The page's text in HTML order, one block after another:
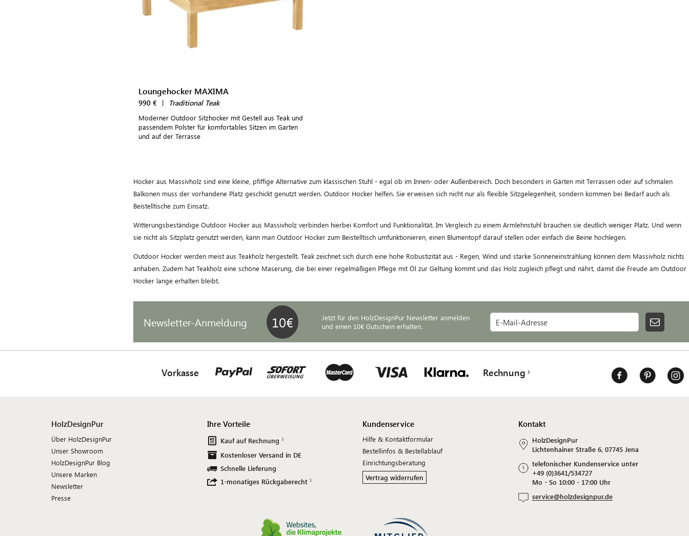
Loungehocker MAXIMA
990 € | Traditional Teak
Moderner Outdoor Sitzhocker mit Gestell aus Teak und
passendem Polster für komfortables Sitzen im Garten
und auf der Terrasse
Hocker aus Massivholz sind eine kleine, pfiffige Alternative zum klassischen Stuhl - egal ob im Innen- oder Außenbereich. Doch besonders in Gärten mit Terrassen oder auf schmalen
Balkonen muss der vorhandene Platz geschickt genutzt werden. Outdoor Hocker helfen. Sie erweisen sich nicht nur als flexible Sitzgelegenheit, sondern kommen bei Bedarf auch als
Beistelltische zum Einsatz.
Witterungsbeständige Outdoor Hocker aus Massivholz verbinden hierbei Komfort und Funktionalität. Im Vergleich zu einem Armlehnstuhl brauchen sie deutlich weniger Platz. Und wenn
sie nicht als Sitzplatz genutzt werden, kann man Outdoor Hocker zum Beistelltisch umfunktionieren, einen Blumentopf darauf stellen oder einfach die Beine hochlegen.
Outdoor Hocker werden meist aus Teakholz hergestellt. Teak zeichnet sich durch eine hohe Robustizität aus - Regen, Wind und starke Sonneneinstrahlung können dem Massivholz nichts
anhaben. Zudem hat Teakholz eine schöne Maserung, die bei einer regelmäßigen Pflege mit Öl zur Geltung kommt und das Holz zugleich pflegt und nährt, damit die Freude am Outdoor
Hocker lange erhalten bleibt.
Newsletter-Anmeldung
Jetzt für den HolzDesignPur Newsletter anmelden
und einen 10€ Gutschein erhalten.
Vorkasse Rechnung
HolzDesignPur
Über HolzDesignPur
Unser Showroom
HolzDesignPur Blog
Unsere Marken
Newsletter
Presse
Ihre Vorteile
Kauf auf Rechnung
Kostenloser Versand in DE
Schnelle Lieferung
1-monatiges Rückgaberecht
Kundenservice
Hilfe & Kontaktformular
Bestellinfos & Bestellablauf
Einrichtungsberatung
Vertrag widerrufen
Kontakt
HolzDesignPur
Lichtenhainer Straße 6, 07745 Jena
telefonischer Kundenservice unter
+49 (0)3641/534727
Mo - So 10:00 - 17:00 Uhr
service@holzdesignpur.de